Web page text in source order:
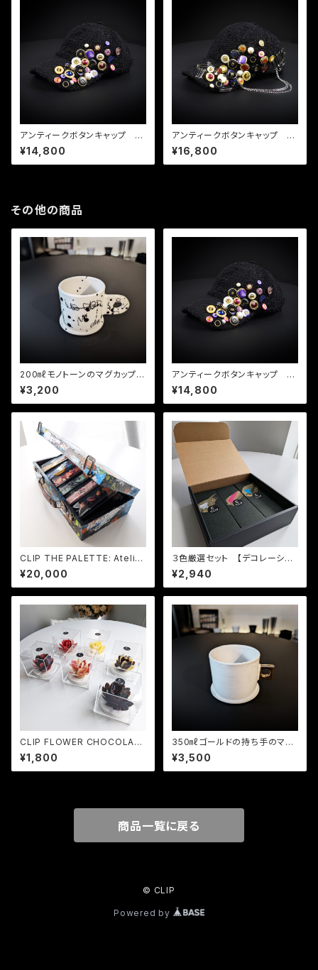
アンティークボタンキャップ ブ
ラック01
¥14,800
アンティークボタンキャップ ブ
ラック03
¥16,800
その他の商品
200㎖モノトーンのマグカップ
（Mogwai）
¥3,200
アンティークボタンキャップ ブ
ラック01
¥14,800
CLIP THE PALETTE: Atelier
Painted Edition
¥20,000
３色厳選セット 【デコレーショ
ン チョコレート フロランタ
ン】
¥2,940
CLIP FLOWER CHOCOLATE
（CLIPフラワーチョコレート）
¥1,800
350㎖ゴールドの持ち手のマグ
カップ（IKAZUCHI）
¥3,500
商品一覧に戻る
© CLIP
Powered by